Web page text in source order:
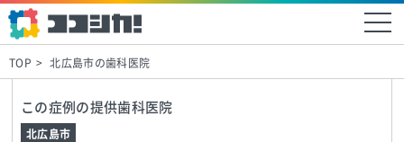
TOP 北広島市の歯科医院
この症例の提供歯科医院
北広島市